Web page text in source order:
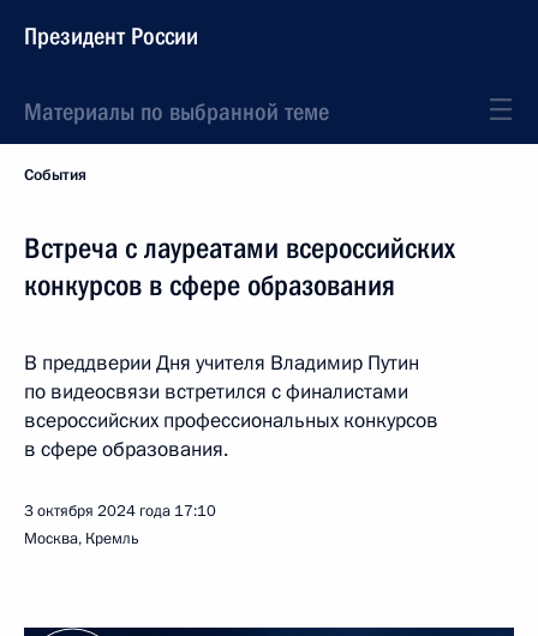
Президент России
Материалы по выбранной теме
События
Встреча с лауреатами всероссийских
конкурсов в сфере образования
В преддверии Дня учителя Владимир Путин
по видеосвязи встретился с финалистами
всероссийских профессиональных конкурсов
в сфере образования.
3 октября 2024 года 17:10
Москва, Кремль